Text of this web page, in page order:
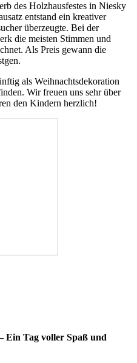
des Holzhausfestes in Niesky
entstand ein kreativer
überzeugte. Bei der
die meisten Stimmen und
Als Preis gewann die
als Weihnachtsdekoration
Wir freuen uns sehr über
den Kindern herzlich!
Ein Tag voller Spaß und